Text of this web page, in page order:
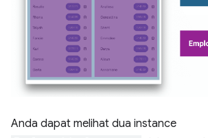
Anda dapat melihat dua instance